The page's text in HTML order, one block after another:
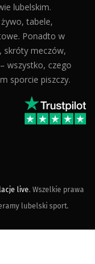
lubelskim.
tabele,
Ponadto w
skróty meczów,
wszystko, czego
sporcie piszczy.
live. Wszelkie prawa
lubelski sport.